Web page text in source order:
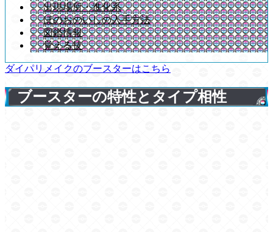
出現場所・進化系
ほのおのいしの入手方法
図鑑情報
覚える技
ダイパリメイクのブースターはこちら
ブースターの特性とタイプ相性